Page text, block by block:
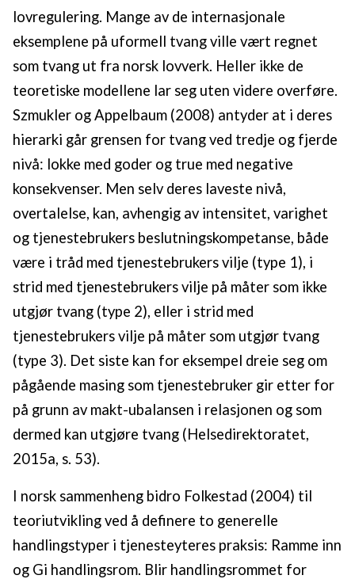
lovregulering. Mange av de internasjonale
eksemplene på uformell tvang ville vært regnet
som tvang ut fra norsk lovverk. Heller ikke de
teoretiske modellene lar seg uten videre overføre.
Szmukler og Appelbaum (2008) antyder at i deres
hierarki går grensen for tvang ved tredje og fjerde
nivå: lokke med goder og true med negative
konsekvenser. Men selv deres laveste nivå,
overtalelse, kan, avhengig av intensitet, varighet
og tjenestebrukers beslutningskompetanse, både
være i tråd med tjenestebrukers vilje (type 1), i
strid med tjenestebrukers vilje på måter som ikke
utgjør tvang (type 2), eller i strid med
tjenestebrukers vilje på måter som utgjør tvang
(type 3). Det siste kan for eksempel dreie seg om
pågående masing som tjenestebruker gir etter for
på grunn av makt-ubalansen i relasjonen og som
dermed kan utgjøre tvang (Helsedirektoratet,
2015a, s. 53).
I norsk sammenheng bidro Folkestad (2004) til
teoriutvikling ved å definere to generelle
handlingstyper i tjenesteyteres praksis: Ramme inn
og Gi handlingsrom. Blir handlingsrommet for